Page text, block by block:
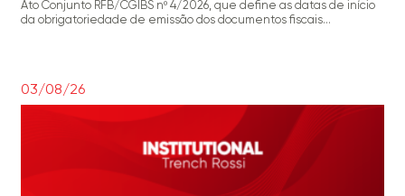
Ato Conjunto RFB/CGIBS nº 4/2026, que define as datas de início
da obrigatoriedade de emissão dos documentos fiscais
03/08/26